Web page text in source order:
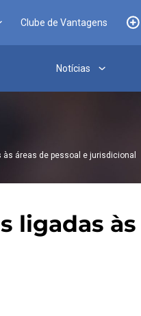
Clube de Vantagens
Notícias
áreas de pessoal e jurisdicional
ligadas